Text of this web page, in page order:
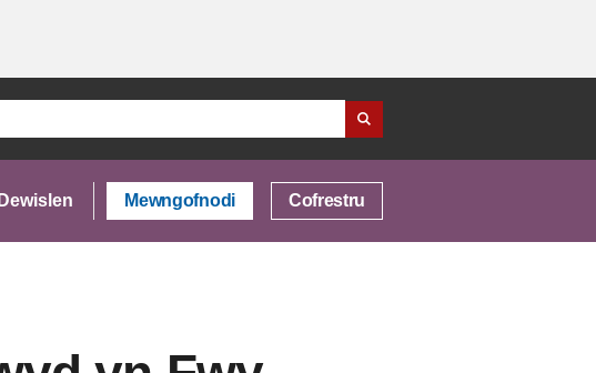
Dewislen Mewngofnodi Cofrestru